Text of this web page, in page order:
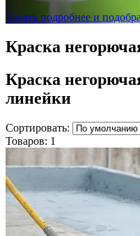
Узнать подробнее и
Краска
Краска
линейки
Сортировать:
Товаров: 1